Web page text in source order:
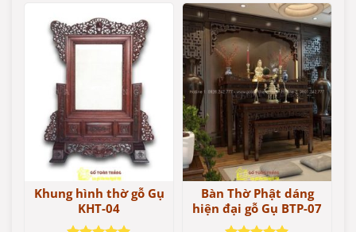
Khung hình thờ gỗ Gụ
KHT-04
Bàn Thờ Phật dáng
hiện đại gỗ Gụ BTP-07